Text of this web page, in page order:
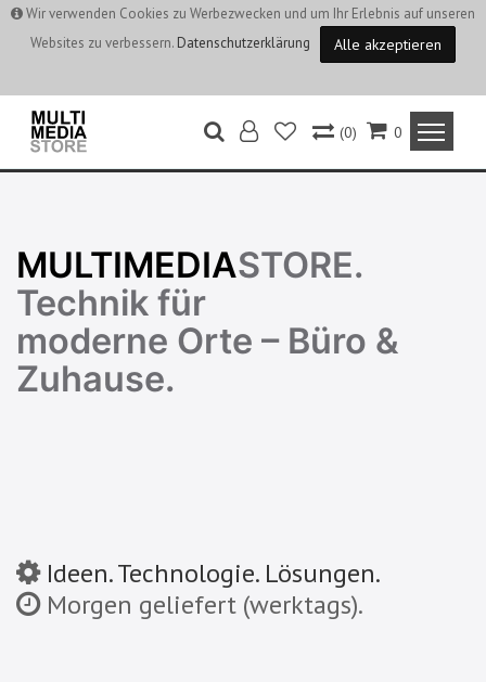
Wir verwenden Cookies zu Werbezwecken und um Ihr Erlebnis auf unseren
Websites zu verbessern. Datenschutzerklärung Alle akzeptieren
0
(0)
MULTIMEDIASTORE.
Technik für
moderne Orte – Büro &
Zuhause.
Ideen. Technologie. Lösungen.
Morgen geliefert (werktags).